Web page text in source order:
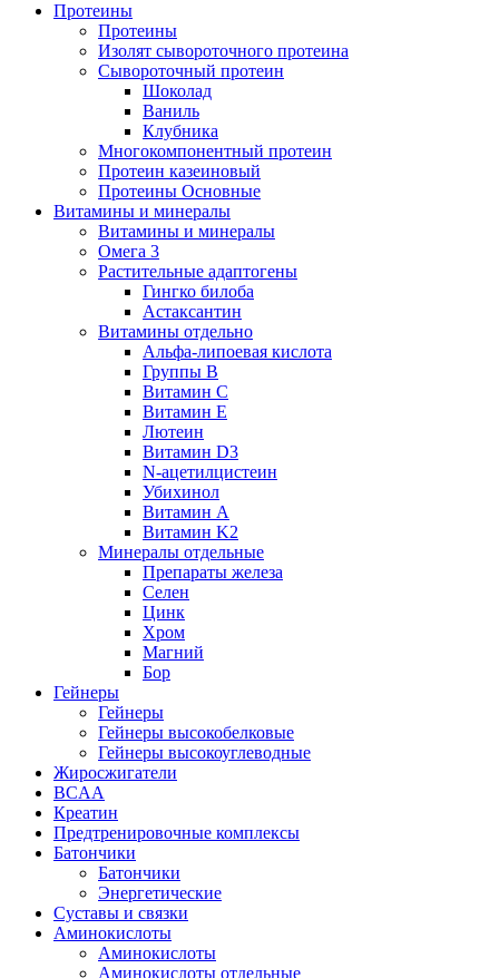
Протеины
Протеины
Изолят сывороточного протеина
Сывороточный протеин
Шоколад
Ваниль
Клубника
Многокомпонентный протеин
Протеин казеиновый
Протеины Основные
Витамины и минералы
Витамины и минералы
Омега 3
Растительные адаптогены
Гингко билоба
Астаксантин
Витамины отдельно
Альфа-липоевая кислота
Группы B
Витамин С
Витамин Е
Лютеин
Витамин D3
N-ацетилцистеин
Убихинол
Витамин А
Витамин K2
Минералы отдельные
Препараты железа
Селен
Цинк
Хром
Магний
Бор
Гейнеры
Гейнеры
Гейнеры высокобелковые
Гейнеры высокоуглеводные
Жиросжигатели
BCAA
Креатин
Предтренировочные комплексы
Батончики
Батончики
Энергетические
Суставы и связки
Аминокислоты
Аминокислоты
Аминокислоты отдельные